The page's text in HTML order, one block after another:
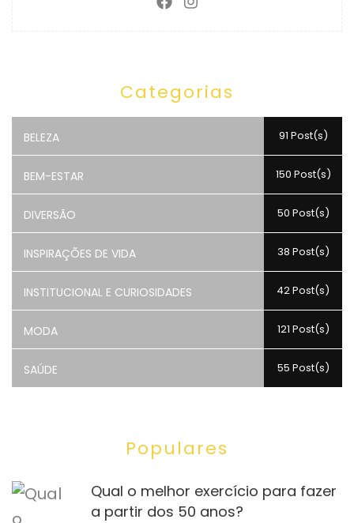
Categorias
BELEZA 91 Post(s)
BEM-ESTAR 150 Post(s)
DIVERSÃO 50 Post(s)
INSPIRAÇÕES DE VIDA 38 Post(s)
INSTITUCIONAL E CURIOSIDADES 42 Post(s)
MODA 121 Post(s)
SAÚDE 55 Post(s)
Populares
Qual o melhor exercício para fazer
a partir dos 50 anos?